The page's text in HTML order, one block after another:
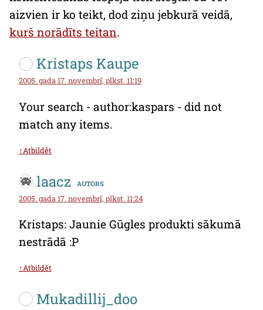
aizvien ir ko teikt, dod ziņu jebkurā veidā,
kurš norādīts teitan.
Kristaps Kaupe
2005. gada 17. novembrī, plkst. 11:19
Your search - author:kaspars - did not
match any items.
↑Atbildēt
laacz autors
2005. gada 17. novembrī, plkst. 11:24
Kristaps: Jaunie Gūgles produkti sākumā
nestrādā :P
↑Atbildēt
Mukadillij_doo